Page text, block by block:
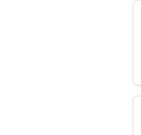
kwaliteit